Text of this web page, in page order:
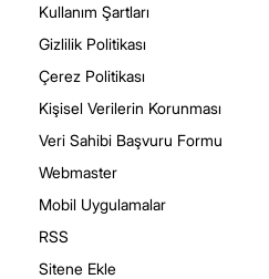
Kullanım Şartları
Gizlilik Politikası
Çerez Politikası
Kişisel Verilerin Korunması
Veri Sahibi Başvuru Formu
Webmaster
Mobil Uygulamalar
RSS
Sitene Ekle